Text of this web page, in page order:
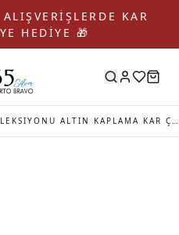
KAR
HEDİYE 🎁
LUCKY GEMS KOLEKSIYONU ALTIN KAPLAMA KAR ÇIÇEĞI TAŞI VE RENKLI ZIRKON KÜME